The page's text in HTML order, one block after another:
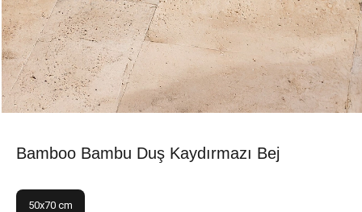
Bamboo Bambu Duş Kaydırmazı Bej
50x70 cm